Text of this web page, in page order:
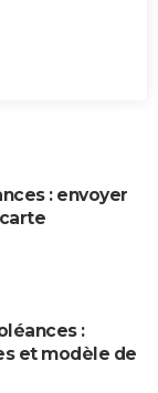
: envoyer
:
et modèle de